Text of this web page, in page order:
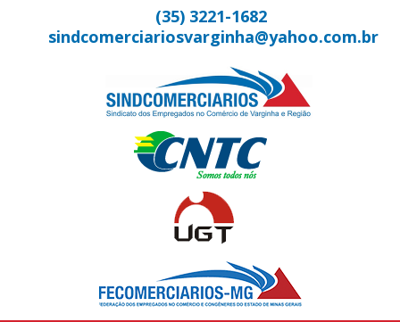
(35) 3221-1682
sindcomerciariosvarginha@yahoo.com.br